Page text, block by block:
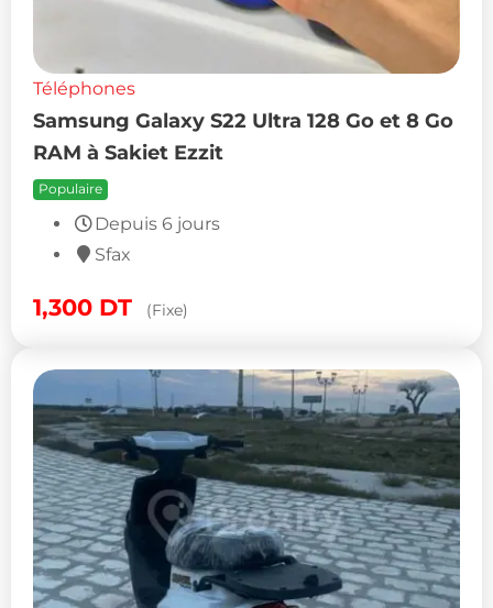
Téléphones
Samsung Galaxy S22 Ultra 128 Go et 8 Go
RAM à Sakiet Ezzit
Populaire
Depuis 6 jours
Sfax
1,300 DT (Fixe)